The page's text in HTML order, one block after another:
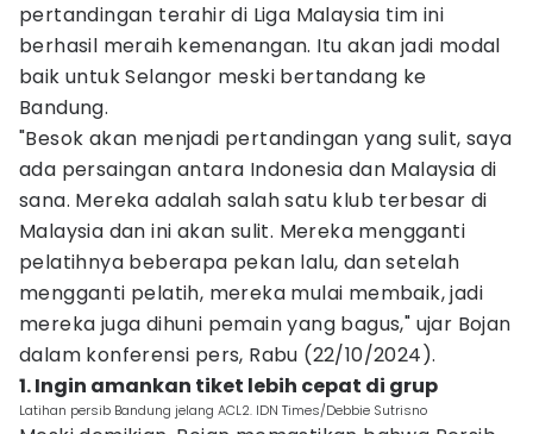
pertandingan terahir di Liga Malaysia tim ini
berhasil meraih kemenangan. Itu akan jadi modal
baik untuk Selangor meski bertandang ke
Bandung.
"Besok akan menjadi pertandingan yang sulit, saya
ada persaingan antara Indonesia dan Malaysia di
sana. Mereka adalah salah satu klub terbesar di
Malaysia dan ini akan sulit. Mereka mengganti
pelatihnya beberapa pekan lalu, dan setelah
mengganti pelatih, mereka mulai membaik, jadi
mereka juga dihuni pemain yang bagus," ujar Bojan
dalam konferensi pers, Rabu (22/10/2024).
1. Ingin amankan tiket lebih cepat di grup
Latihan persib Bandung jelang ACL2. IDN Times/Debbie Sutrisno